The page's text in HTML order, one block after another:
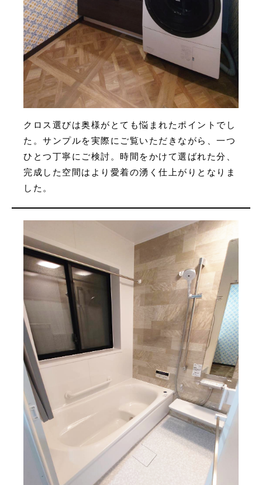
クロス選びは奥様がとても悩まれたポイントでし
た。サンプルを実際にご覧いただきながら、一つ
ひとつ丁寧にご検討。時間をかけて選ばれた分、
完成した空間はより愛着の湧く仕上がりとなりま
した。